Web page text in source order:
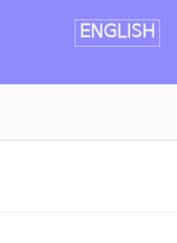
ENGLISH